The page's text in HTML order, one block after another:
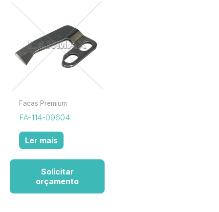
Facas Premium
FA-114-09604
Ler mais
Solicitar
orçamento